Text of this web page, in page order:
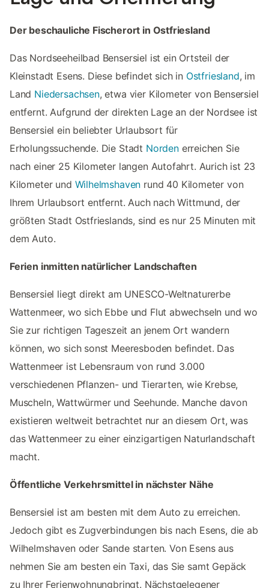
Der beschauliche Fischerort in Ostfriesland
Das Nordseeheilbad Bensersiel ist ein Ortsteil der
Kleinstadt Esens. Diese befindet sich in Ostfriesland, im
Land Niedersachsen, etwa vier Kilometer von Bensersiel
entfernt. Aufgrund der direkten Lage an der Nordsee ist
Bensersiel ein beliebter Urlaubsort für
Erholungssuchende. Die Stadt Nordenerreichen Sie
nach einer 25 Kilometer langen Autofahrt. Aurich ist 23
Kilometer und Wilhelmshaven rund 40 Kilometer von
Ihrem Urlaubsort entfernt. Auch nach Wittmund, der
größten Stadt Ostfrieslands, sind es nur 25 Minuten mit
dem Auto.
Ferien inmitten natürlicher Landschaften
Bensersiel liegt direkt am UNESCO-Weltnaturerbe
Wattenmeer, wo sich Ebbe und Flut abwechseln und wo
Sie zur richtigen Tageszeit an jenem Ort wandern
können, wo sich sonst Meeresboden befindet. Das
Wattenmeer ist Lebensraum von rund 3.000
verschiedenen Pflanzen- und Tierarten, wie Krebse,
Muscheln, Wattwürmer und Seehunde. Manche davon
existieren weltweit betrachtet nur an diesem Ort, was
das Wattenmeer zu einer einzigartigen Naturlandschaft
macht.
Öffentliche Verkehrsmittel in nächster Nähe
Bensersiel ist am besten mit dem Auto zu erreichen.
Jedoch gibt es Zugverbindungen bis nach Esens, die ab
Wilhelmshaven oder Sande starten. Von Esens aus
nehmen Sie am besten ein Taxi, das Sie samt Gepäck
zu Ihrer Ferienwohnungbringt. Nächstgelegener